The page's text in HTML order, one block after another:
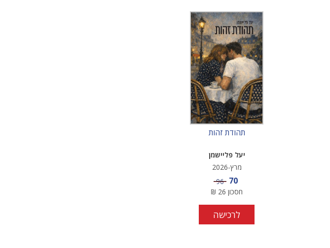
תהודת זהות
יעל פליישמן
מרץ-2026
מחיר מבצע
70 מחיר
96
חסכון 26
₪
לרכישה